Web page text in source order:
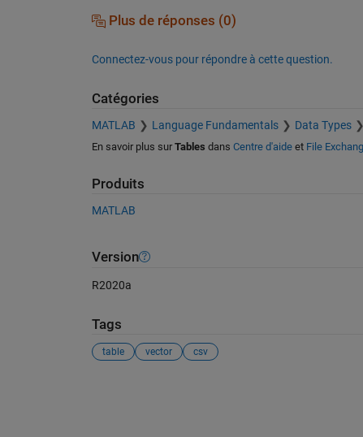
Plus de réponses (0)
Connectez-vous pour répondre à cette question.
Catégories
MATLAB Language Fundamentals Data Types
En savoir plus sur Tables dans Centre d'aideet File
Produits
MATLAB
Version
R2020a
Tags
table vector csv